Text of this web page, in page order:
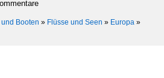
Booten » Flüsse und Seen » Europa »